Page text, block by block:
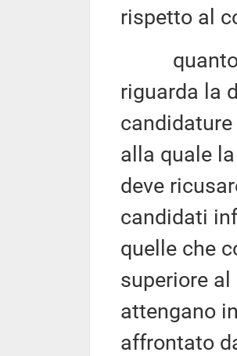
rispetto al
quanto
riguarda la
alla quale
deve
candidati
quelle che
superiore
attengano
affrontato